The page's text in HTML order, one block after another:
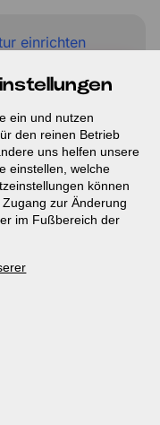
ein und nutzen
den reinen Betrieb
uns helfen unsere
einstellen, welche
können
zur Änderung
im Fußbereich der
einrichten